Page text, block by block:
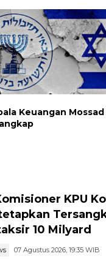
Keuangan Mossad
KPU
10 Milyard
07 Agustus 2026, 19:35 WIB